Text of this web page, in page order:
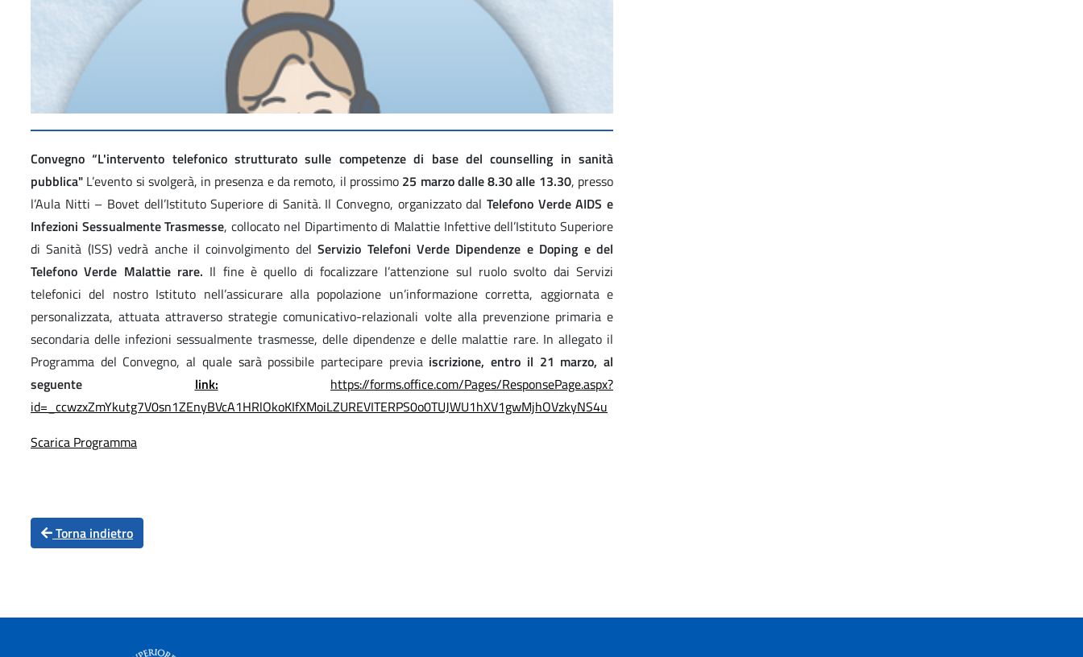
Convegno “L'intervento telefonico strutturato sulle competenze di base del counselling in sanità
pubblica" L’evento si svolgerà, in presenza e da remoto, il prossimo 25 marzo dalle 8.30 alle 13.30, presso
l’Aula Nitti – Bovet dell’Istituto Superiore di Sanità. Il Convegno, organizzato dal Telefono Verde AIDS e
Infezioni Sessualmente Trasmesse, collocato nel Dipartimento di Malattie Infettive dell’Istituto Superiore
di Sanità (ISS) vedrà anche il coinvolgimento delServizio Telefoni Verde Dipendenze e Doping e del
Telefono Verde Malattie rare. Il fine è quello di focalizzare l’attenzione sul ruolo svolto dai Servizi
telefonici del nostro Istituto nell’assicurare alla popolazione un’informazione corretta, aggiornata e
personalizzata, attuata attraverso strategie comunicativo-relazionali volte alla prevenzione primaria e
secondaria delle infezioni sessualmente trasmesse, delle dipendenze e delle malattie rare. In allegato il
Programma del Convegno, al quale sarà possibile partecipare previa iscrizione, entro il 21 marzo, al
seguente link:
https://forms.office.com/Pages/ResponsePage.aspx?
id=_ccwzxZmYkutg7V0sn1ZEnyBVcA1HRlOkoKIfXMoiLZUREVITERPS0o0TUJWU1hXV1gwMjhOVzkyNS4u
Scarica Programma
Torna indietro